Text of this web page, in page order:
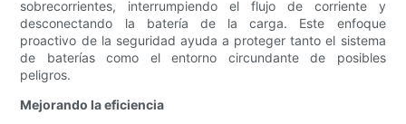
sobrecorrientes, interrumpiendo el flujo de corriente y
desconectando la batería de la carga. Este enfoque
proactivo de la seguridad ayuda a proteger tanto el sistema
de baterías como el entorno circundante de posibles
peligros.
Mejorando la eficiencia